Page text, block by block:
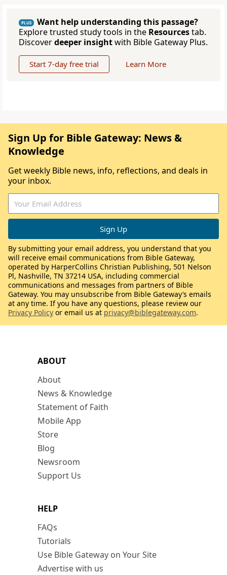
PLUS
Want help understanding this passage?
Explore trusted study tools in the Resourcestab.
Discoverdeeper insightwith Bible Gateway Plus.
Start 7-day free trial Learn More
ABOUT
About
News & Knowledge
Statement of Faith
Mobile App
Store
Blog
Newsroom
Support Us
HELP
FAQs
Tutorials
Use Bible Gateway on Your Site
Advertise with us
Sign Up for Bible Gateway: News &
Knowledge
Get weekly Bible news, info, reflections, and deals in
your inbox.
By submitting your email address, you understand that you
will receive email communications from Bible Gateway,
operated by HarperCollins Christian Publishing, 501 Nelson
Pl, Nashville, TN 37214 USA, including commercial
communications and messages from partners of Bible
Gateway. You may unsubscribe from Bible Gateway’s emails
at any time. If you have any questions, please review our
Privacy Policy or email us at privacy@biblegateway.com.